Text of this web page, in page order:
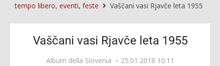
tempo libero, eventi, feste
Vaščani vasi Rjavče leta 1955
Vaščani vasi Rjavče leta 1955
Album della Slovenia
25.01.2018 10:11